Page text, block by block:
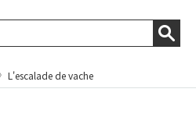
L'escalade de vache